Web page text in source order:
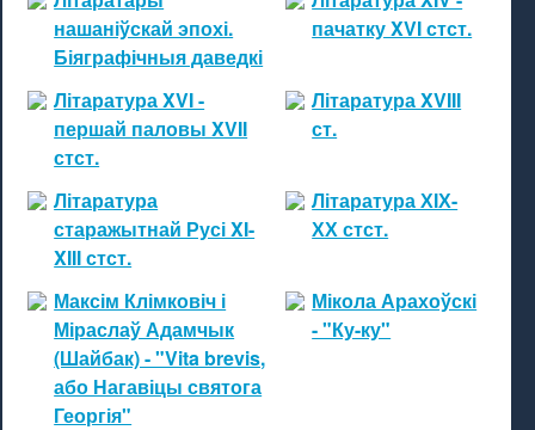
нашаніўскай эпохі.
Біяграфічныя даведкі
пачатку XVI стст.
Літаратура XVI -
першай паловы XVII
стст.
Літаратура XVIII
ст.
Літаратура
старажытнай Русі XI-
XIII стст.
Літаратура ХІХ-
ХХ стст.
Максім Клімковіч і
Міраслаў Адамчык
(Шайбак) - "Vita brevis,
або Нагавіцы святога
Георгія"
Мікола Арахоўскі
- "Ку-ку"